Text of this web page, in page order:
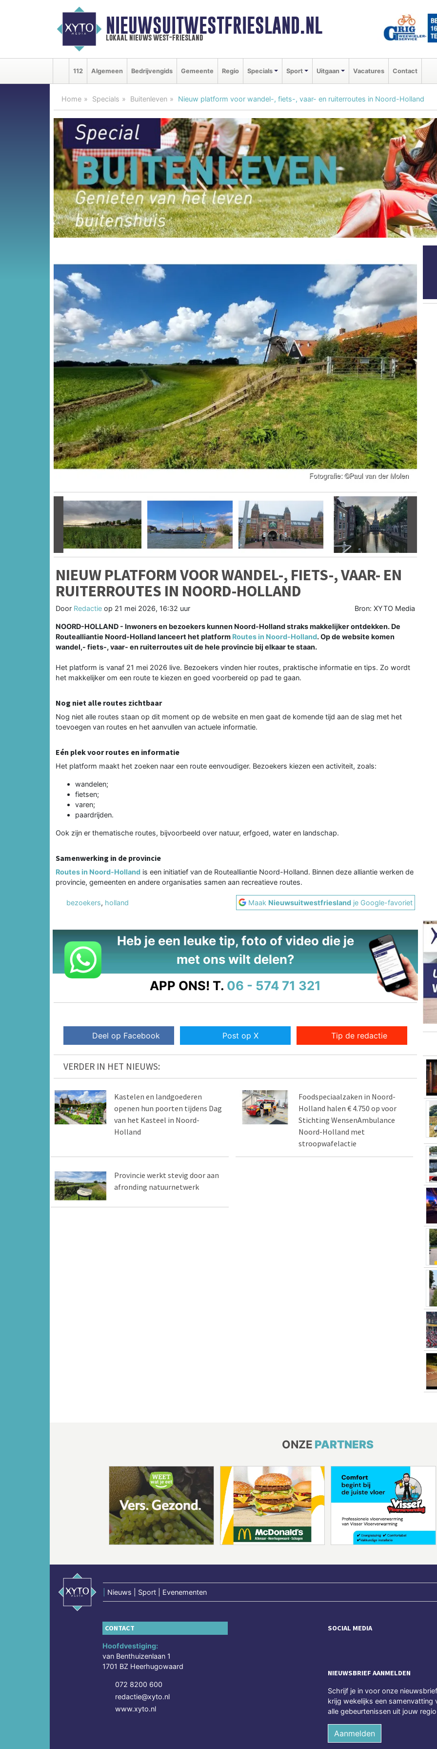
NIEUWSUITWESTFRIESLAND.NL
lokaal nieuws west-friesland
112 Algemeen Bedrijvengids Gemeente Regio Specials Sport Uitgaan Vacatures Contact
Home Specials Buitenleven Nieuw platform voor wandel-, fiets-, vaar- en ruiterroutes in Noord-Holland
Vorige
NIEUW PLATFORM VOOR WANDEL-, FIETS-, VAAR- EN
RUITERROUTES IN NOORD-HOLLAND
Door Redactie op 21 mei 2026, 16:32 uur Bron: XYTO Media
NOORD-HOLLAND - Inwoners en bezoekers kunnen Noord-Holland straks makkelijker ontdekken. De
Routealliantie Noord-Holland lanceert het platform Routes in Noord-Holland. Op de website komen
wandel,- fiets-, vaar- en ruiterroutes uit de hele provincie bij elkaar te staan.
Het platform is vanaf 21 mei 2026 live. Bezoekers vinden hier routes, praktische informatie en tips. Zo wordt
het makkelijker om een route te kiezen en goed voorbereid op pad te gaan.
Nog niet alle routes zichtbaar
Nog niet alle routes staan op dit moment op de website en men gaat de komende tijd aan de slag met het
toevoegen van routes en het aanvullen van actuele informatie.
Eén plek voor routes en informatie
Het platform maakt het zoeken naar een route eenvoudiger. Bezoekers kiezen een activiteit, zoals:
wandelen;
fietsen;
varen;
paardrijden.
Ook zijn er thematische routes, bijvoorbeeld over natuur, erfgoed, water en landschap.
Samenwerking in de provincie
Routes in Noord-Holland is een initiatief van de Routealliantie Noord-Holland. Binnen deze alliantie werken de
provincie, gemeenten en andere organisaties samen aan recreatieve routes.
bezoekers, holland Maak Nieuwsuitwestfriesland je Google-favoriet
Heb je een leuke tip, foto of video die je
met ons wilt delen?
APP ONS! T. 06 - 574 71 321
Deel op Facebook Post op X Tip de redactie
VERDER IN HET NIEUWS:
Kastelen en landgoederen
openen hun poorten tijdens Dag
van het Kasteel in Noord-
Holland
Foodspeciaalzaken in Noord-
Holland halen € 4.750 op voor
Stichting WensenAmbulance
Noord-Holland met
stroopwafelactie
Provincie werkt stevig door aan
afronding natuurnetwerk
ONZE PARTNERS
Nieuws | Sport | Evenementen
CONTACT
Hoofdvestiging:
van Benthuizenlaan 1
1701 BZ Heerhugowaard
072 8200 600
redactie@xyto.nl
www.xyto.nl
SOCIAL MEDIA
NIEUWSBRIEF AANMELDEN
Schrijf je in voor onze
krijg wekelijks een samenvatting
alle gebeurtenissen uit jouw
Aanmelden